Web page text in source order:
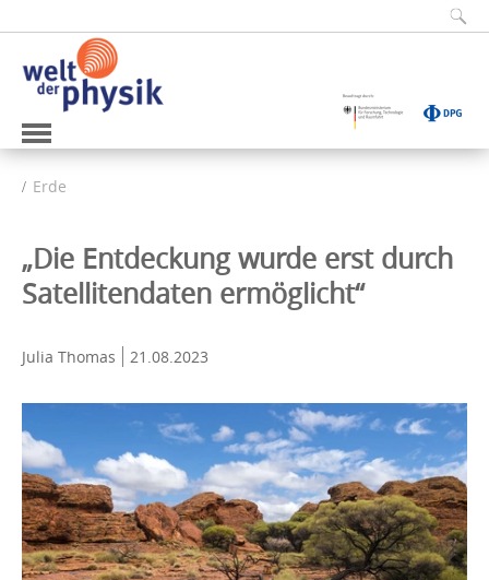
Erde
„Die Entdeckung wurde erst durch
Satellitendaten ermöglicht“
Julia Thomas 21.08.2023